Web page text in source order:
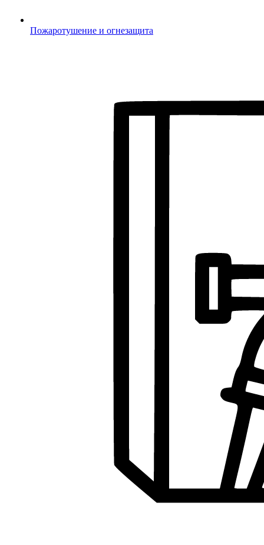
Пожаротушение и огнезащита